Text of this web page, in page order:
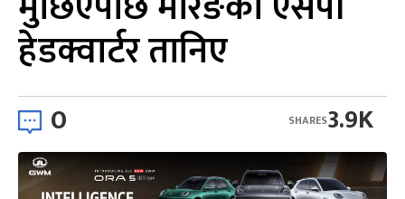
हेडक्वार्टर तानिए
0 3.9K
SHARES